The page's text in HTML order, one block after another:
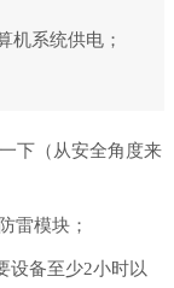
机系统供电；
下（从安全角度来
雷模块；
设备至少2小时以